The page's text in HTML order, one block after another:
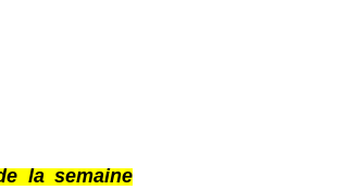
la semaine